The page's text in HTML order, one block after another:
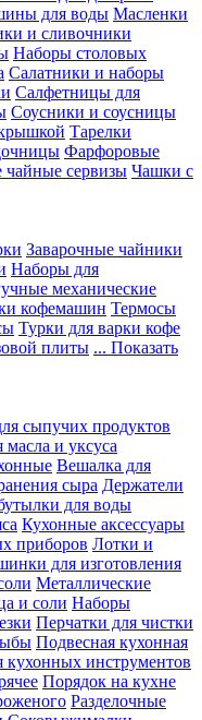
для воды Масленки
и сливочники
Наборы столовых
Салатники и наборы
Салфетницы для
Соусники и соусницы
Тарелки
Фарфоровые
сервизы Чашки с
Заварочные чайники
Наборы для
механические
кофемашин Термосы
Турки для варки кофе
плиты ... Показать
сыпучих продуктов
и уксуса
Вешалка для
сыра Держатели
для воды
Кухонные аксессуары
приборов Лотки и
для изготовления
Металлические
и соли Наборы
Перчатки для чистки
Подвесная кухонная
кухонных инструментов
Порядок на кухне
Разделочные